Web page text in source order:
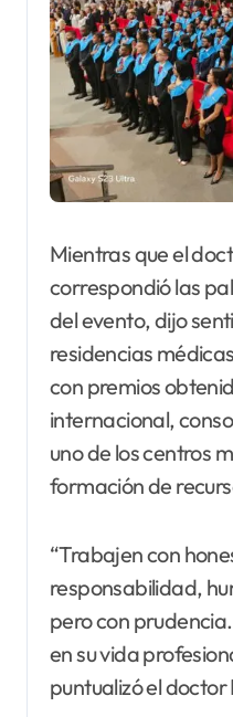
Mientras que el
correspondió las
del evento, dijo
residencias
con premios
internacional,
uno de los centros
formación de
“Trabajen con
responsabilidad,
pero con
en su vida
puntualizó el doctor